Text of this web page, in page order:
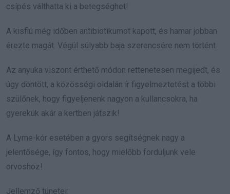
csípés válthatta ki a betegséghet!
A kisfiú még időben antibiotikumot kapott, és hamar jobban
érezte magát. Végül súlyabb baja szerencsére nem történt.
Az anyuka viszont érthető módon rettenetesen megijedt, és
úgy döntött, a közösségi oldalán ír figyelmeztetést a többi
szülőnek, hogy figyeljenenk nagyon a kullancsokra, ha
gyerekük akár a kertben játszik!
A Lyme-kór esetében a gyors segítségnek nagy a
jelentősége, így fontos, hogy mielőbb forduljunk vele
orvoshoz!
Jellemző tünetei: